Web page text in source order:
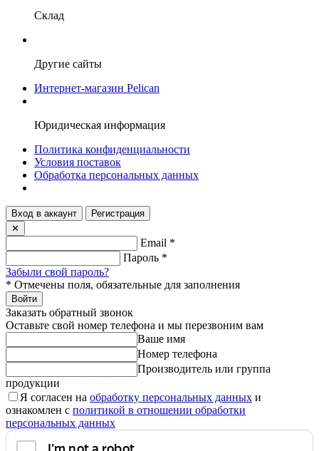
Склад
Другие сайты
Интернет-магазин Pelican
Юридическая информация
Политика конфиденциальности
Условия поставок
Обработка персональных данных
Вход в аккаунт
Регистрация
✕
Email *
Пароль *
Забыли свой пароль?
* Отмечены поля, обязательные для заполнения
Войти
Заказать обратный звонок
Оставьте свой номер телефона и мы перезвоним вам
Ваше имя
Номер телефона
Производитель или группа
продукции
Я согласен на обработку персональных данных и
ознакомлен с политикой в отношении обработки
персональных данных